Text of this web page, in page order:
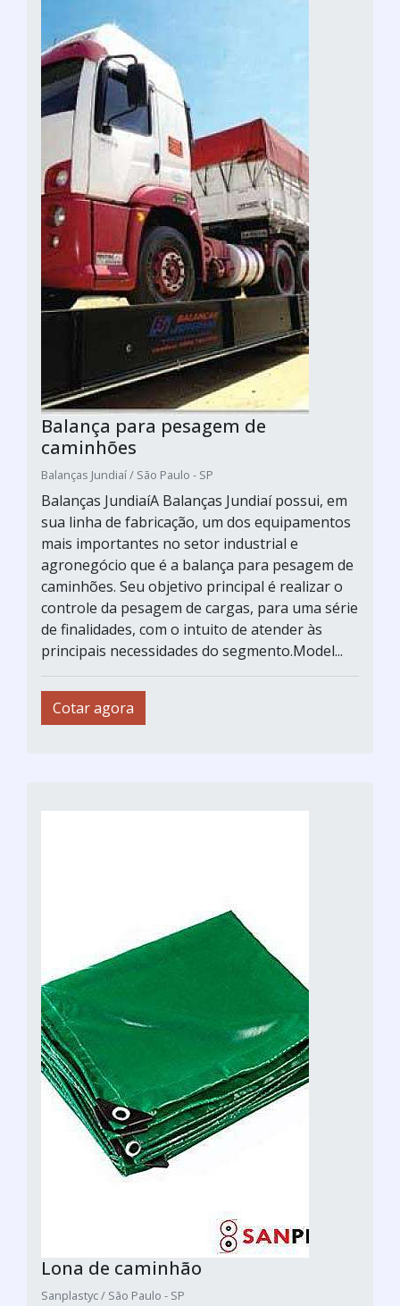
Balança para pesagem de
caminhões
Balanças Jundiaí / São Paulo - SP
Balanças JundiaíA Balanças Jundiaí possui, em
sua linha de fabricação, um dos equipamentos
mais importantes no setor industrial e
agronegócio que é a balança para pesagem de
caminhões. Seu objetivo principal é realizar o
controle da pesagem de cargas, para uma série
de finalidades, com o intuito de atender às
principais necessidades do segmento.Model...
Cotar agora
Lona de caminhão
Sanplastyc / São Paulo - SP